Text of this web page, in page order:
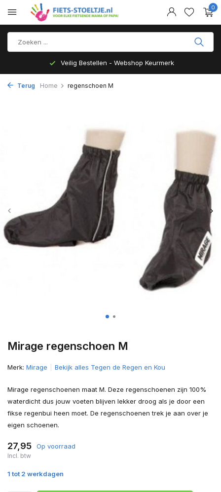
0
Veilig Bestellen - Webshop Keurmerk
Terug Home regenschoen M
Mirage regenschoen M
Merk: Mirage Bekijk alles Tegen de Regen en Kou
Mirage regenschoenen maat M. Deze regenschoenen zijn 100%
waterdicht dus jouw voeten blijven lekker droog als je door een
fikse regenbui heen moet. De regenschoenen trek je aan over je
eigen schoenen.
27,95 Op voorraad
Incl. btw
1 tot 2 werkdagen